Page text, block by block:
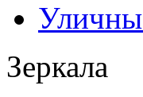
Зеркала